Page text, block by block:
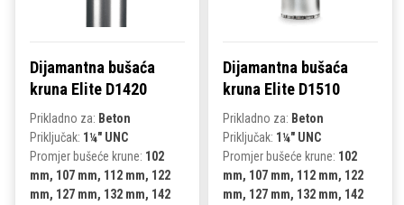
Dijamantna bušaća
kruna Elite D1420
Prikladno za: Beton
Priključak: 1¼" UNC
Promjer bušeće krune: 102
mm, 107 mm, 112 mm, 122
mm, 127 mm, 132 mm, 142
Dijamantna bušaća
kruna Elite D1510
Prikladno za: Beton
Priključak: 1¼" UNC
Promjer bušeće krune: 102
mm, 107 mm, 112 mm, 122
mm, 127 mm, 132 mm, 142